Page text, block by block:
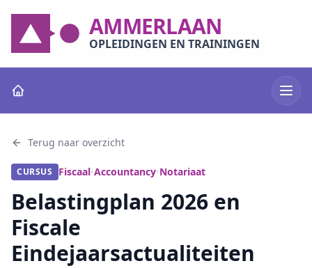
AMMERLAAN
OPLEIDINGEN EN TRAININGEN
Terug naar overzicht
CURSUS Fiscaal•Accountancy•Notariaat
Belastingplan 2026 en
Fiscale
Eindejaarsactualiteiten